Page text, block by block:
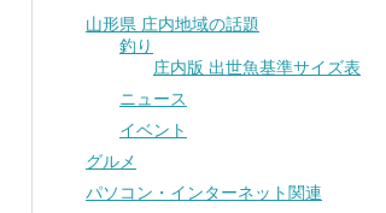
山形県 庄内地域の話題
釣り
庄内版 出世魚基準サイズ表
ニュース
イベント
グルメ
パソコン・インターネット関連